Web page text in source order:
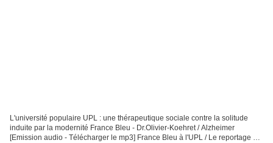
L'université populaire UPL : une thérapeutique sociale contre la solitude
induite par la modernité France Bleu - Dr.Olivier-Koehret / Alzheimer
[Emission audio - Télécharger le mp3] France Bleu à l'UPL / Le reportage de